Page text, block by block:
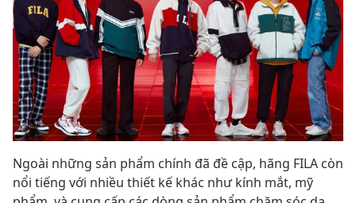
Ngoài những sản phẩm chính đã đề cập, hãng FILA còn
nổi tiếng với nhiều thiết kế khác như kính mắt, mỹ